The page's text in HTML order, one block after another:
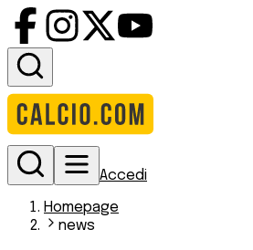
Accedi
Homepage
news